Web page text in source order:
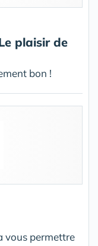
plaisir de
bon !
vous permettre